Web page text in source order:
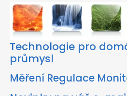
Technologie pro
průmysl
Měření Regulace